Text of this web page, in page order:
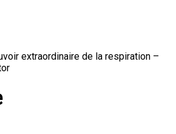
extraordinaire de la respiration –